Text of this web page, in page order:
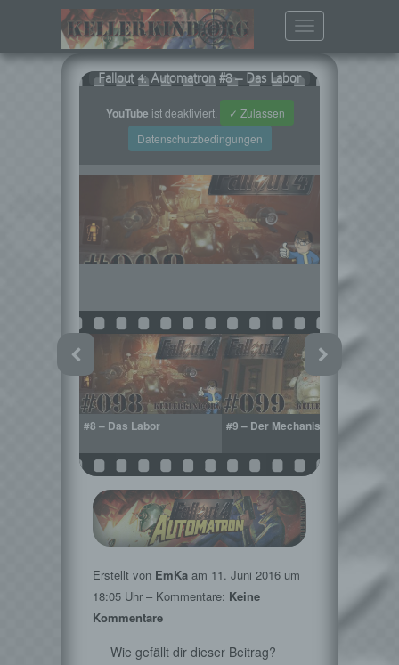
Toggle
navigation
Fallout 4: Automatron #8 – Das Labor
YouTube ist deaktiviert.
✓ Zulassen
Datenschutzbedingungen
#8 – Das Labor #9 – Der Mechanist
Erstellt von EmKa am 11. Juni 2016 um
18:05 Uhr – Kommentare: Keine
Kommentare
Wie gefällt dir dieser Beitrag?